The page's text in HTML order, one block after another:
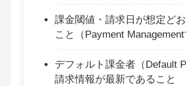
課金閾値・請求日が想定ど
こと（Payment Management
デフォルト課金者（Default
請求情報が最新であること